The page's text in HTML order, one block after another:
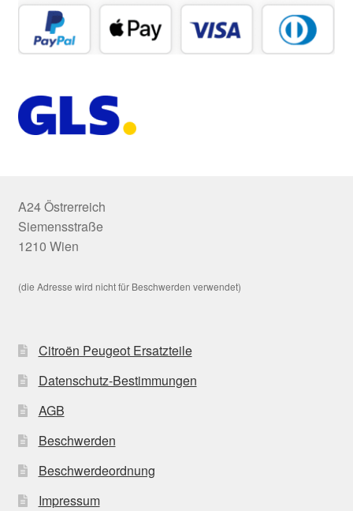
A24 Östrerreich
Siemensstraße
1210 Wien
(die Adresse wird nicht für Beschwerden verwendet)
Citroën Peugeot Ersatzteile
Datenschutz-Bestimmungen
AGB
Beschwerden
Beschwerdeordnung
Impressum